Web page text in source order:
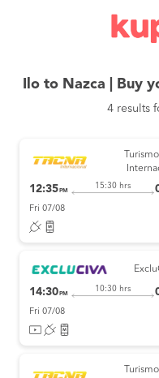
Ilo to Nazca | Buy
4 results
12:35 PM
15:30 hrs
Fri 07/08
14:30 PM
10:30 hrs
Fri 07/08